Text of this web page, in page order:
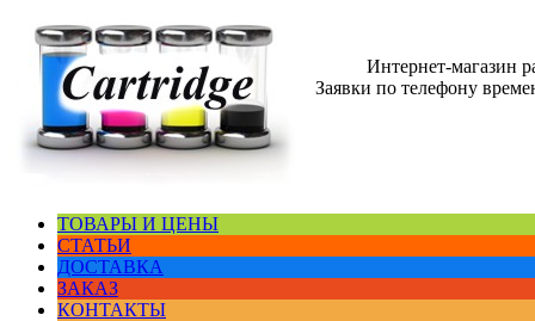
Интернет-магазин
Заявки по телефону
ТОВАРЫ И ЦЕНЫ
СТАТЬИ
ДОСТАВКА
ЗАКАЗ
КОНТАКТЫ